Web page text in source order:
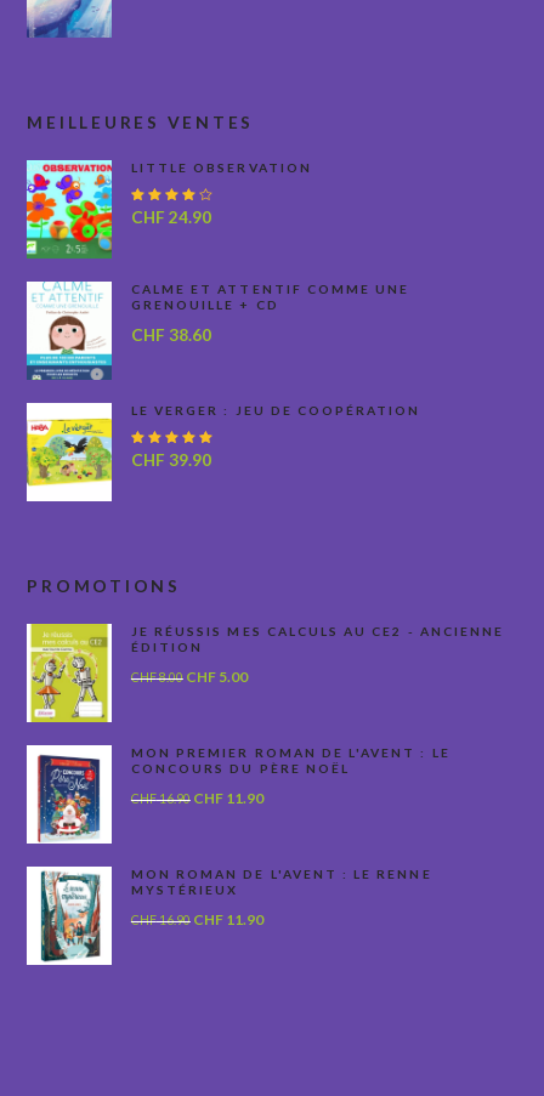
MEILLEURES VENTES
LITTLE OBSERVATION
Note
CHF 24.90
CALME ET ATTENTIF COMME UNE
GRENOUILLE + CD
CHF 38.60
LE VERGER : JEU DE COOPÉRATION
Note
CHF 39.90
PROMOTIONS
JE RÉUSSIS MES CALCULS AU CE2 - ANCIENNE
ÉDITION
CHF8.00 Le
était :
CHF 8.00.
CHF5.00Le
est :
CHF 5.00.
MON PREMIER ROMAN DE L'AVENT : LE
CONCOURS DU PÈRE NOËL
CHF16.90 Le
était :
CHF 16.90.
CHF11.90Le
est :
MON ROMAN DE L'AVENT : LE RENNE
MYSTÉRIEUX
CHF16.90 Le
CHF11.90Le